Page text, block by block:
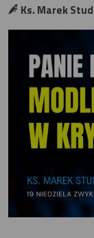
Ks. Marek